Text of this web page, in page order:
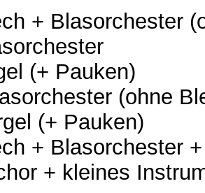
+ Blasorchester
(+ Pauken)
(ohne
(+ Pauken)
+ Blasorchester
+ kleines